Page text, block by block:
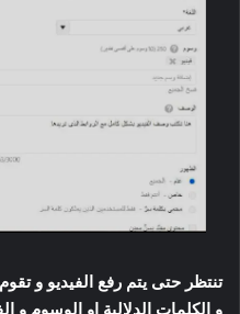
تنتظر حتى يتم رفع الفيديو و
و الكلمات الدلالية او الوسوم